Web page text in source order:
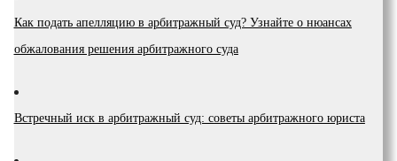
Как подать апелляцию в арбитражный суд? Узнайте о нюансах
обжалования решения арбитражного суда
Встречный иск в арбитражный суд: советы арбитражного юриста